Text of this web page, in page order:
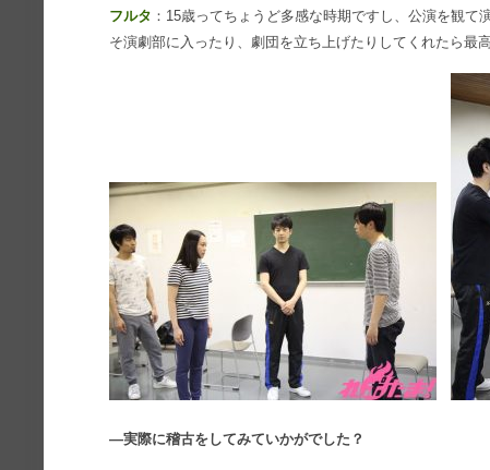
フルタ ：15歳ってちょうど多感な時期ですし、公演を観
そ演劇部に入ったり、劇団を立ち上げたりしてくれたら最
―実際に稽古をしてみていかがでした？